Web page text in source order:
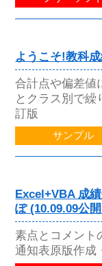
ようこそ!教科
合計点や偏差値
とクラス別で繰
訂版
サンプル
Excel+VBA 成
ぽ (10.09.09公
素点とコメント
通知表原版作成